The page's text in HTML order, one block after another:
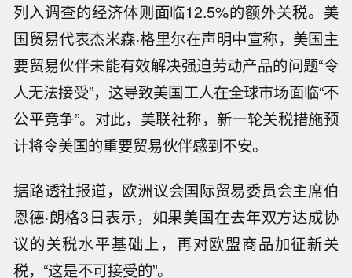
列入调查的经济体则面临12.5%的额外关税。美
国贸易代表杰米森·格里尔在声明中宣称，美国主
要贸易伙伴未能有效解决强迫劳动产品的问题“令
人无法接受”，这导致美国工人在全球市场面临“不
公平竞争”。对此，美联社称，新一轮关税措施预
计将令美国的重要贸易伙伴感到不安。
据路透社报道，欧洲议会国际贸易委员会主席伯
恩德·朗格3日表示，如果美国在去年双方达成协
议的关税水平基础上，再对欧盟商品加征新关
税，“这是不可接受的”。